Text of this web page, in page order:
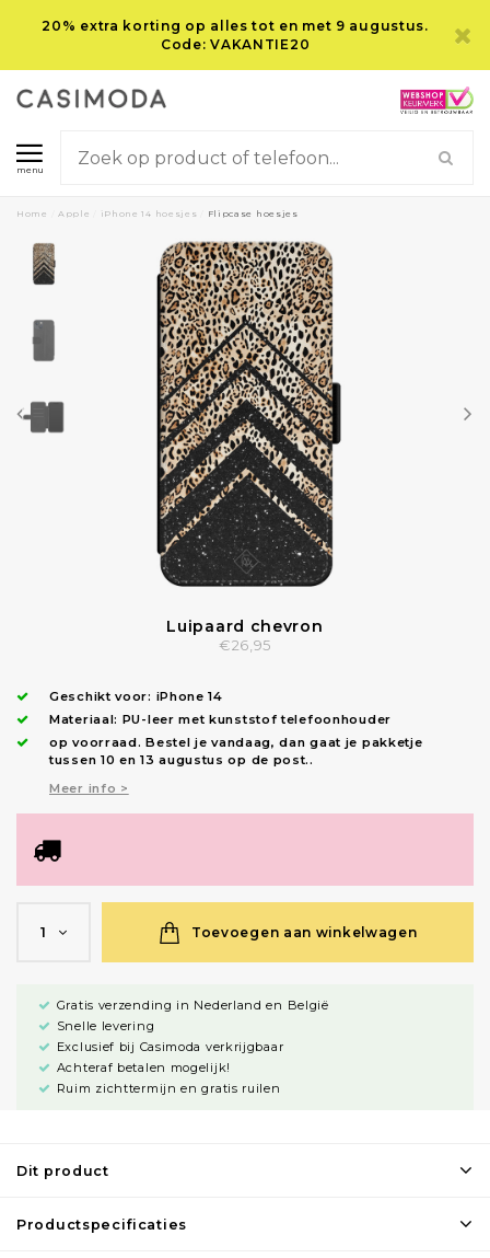
20% extra korting op alles tot en met 9 augustus.
Code: VAKANTIE20
menu
Home Apple iPhone 14 hoesjes Flipcase hoesjes
Luipaard chevron
€26,95
Geschikt voor: iPhone 14
Materiaal: PU-leer met kunststof telefoonhouder
op voorraad.Bestel je vandaag, dan gaat je pakketje
tussen 10 en 13 augustus op de post..
Meer info >
1 Toevoegen aan winkelwagen
Gratis verzending in Nederland en België
Snelle levering
Exclusief bij Casimoda verkrijgbaar
Achteraf betalen mogelijk!
Ruim zichttermijn en gratis ruilen
Dit product
Productspecificaties